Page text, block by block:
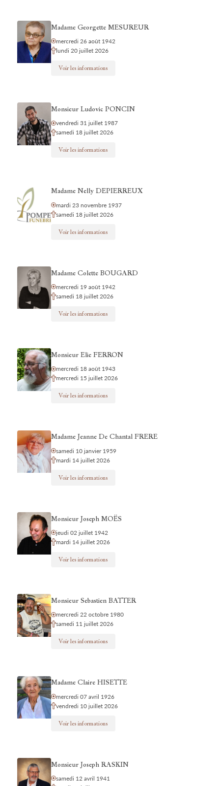
Madame Georgette MESUREUR
mercredi 26 août 1942
lundi 20 juillet 2026
Voir les informations
Monsieur Ludovic PONCIN
vendredi 31 juillet 1987
samedi 18 juillet 2026
Voir les informations
Madame Nelly DEPIERREUX
mardi 23 novembre 1937
samedi 18 juillet 2026
Voir les informations
Madame Colette BOUGARD
mercredi 19 août 1942
samedi 18 juillet 2026
Voir les informations
Monsieur Elie FERRON
mercredi 18 août 1943
mercredi 15 juillet 2026
Voir les informations
Madame Jeanne De Chantal FRERE
samedi 10 janvier 1959
mardi 14 juillet 2026
Voir les informations
Monsieur Joseph MOËS
jeudi 02 juillet 1942
mardi 14 juillet 2026
Voir les informations
Monsieur Sebastien BATTER
mercredi 22 octobre 1980
samedi 11 juillet 2026
Voir les informations
Madame Claire HISETTE
mercredi 07 avril 1926
vendredi 10 juillet 2026
Voir les informations
Monsieur Joseph RASKIN
samedi 12 avril 1941